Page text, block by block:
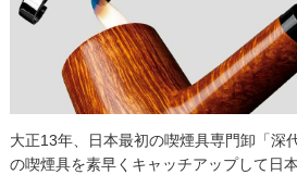
大正13年、日本最初の喫煙具専門卸「深
の喫煙具を素早くキャッチアップして日